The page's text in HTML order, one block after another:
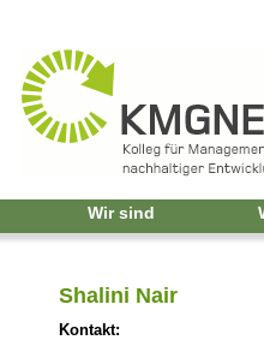
Wir sind
Shalini Nair
Kontakt: